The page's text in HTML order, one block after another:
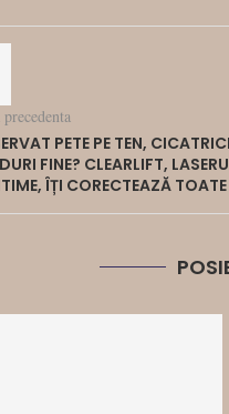
precedenta
PETE PE TEN,
FINE? CLEARLIFT,
ÎȚI CORECTEAZĂ TOATE